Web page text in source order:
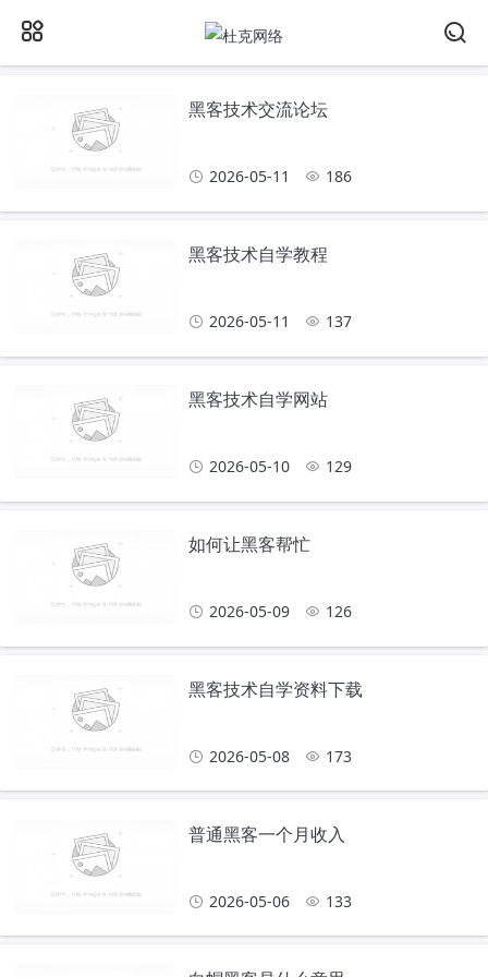
黑客技术交流论坛
2026-05-11 186
黑客技术自学教程
2026-05-11 137
黑客技术自学网站
2026-05-10 129
如何让黑客帮忙
2026-05-09 126
黑客技术自学资料下载
2026-05-08 173
普通黑客一个月收入
2026-05-06 133